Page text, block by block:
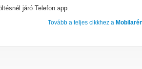
járó Telefon app.
Tovább a teljes cikkhez a